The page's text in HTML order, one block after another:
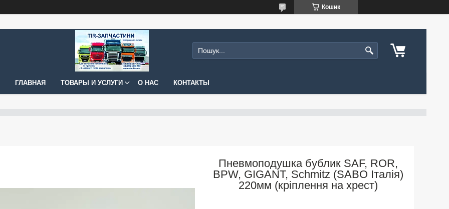
Кошик
ГЛАВНАЯ ТОВАРЫ И УСЛУГИ О НАС КОНТАКТЫ
Пневмоподушка бублик SAF, ROR,
BPW, GIGANT, Schmitz (SABO Італія)
220мм (кріплення на хрест)